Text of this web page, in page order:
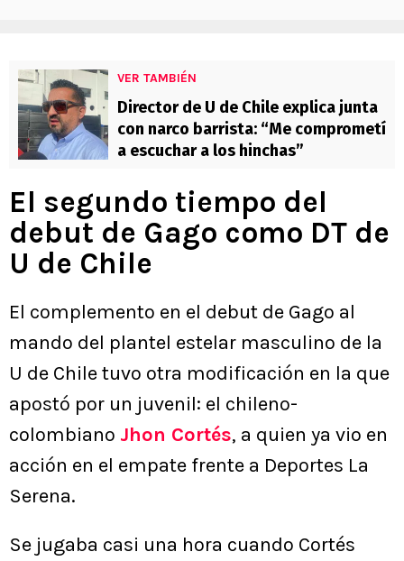
VER TAMBIÉN
Director de U de Chile explica junta
con narco barrista: “Me comprometí
a escuchar a los hinchas”
El segundo tiempo del
debut de Gago como DT de
U de Chile
El complemento en el debut de Gago al
mando del plantel estelar masculino de la
U de Chile tuvo otra modificación en la que
apostó por un juvenil: el chileno-
colombiano Jhon Cortés, a quien ya vio en
acción en el empate frente a Deportes La
Serena.
Se jugaba casi una hora cuando Cortés